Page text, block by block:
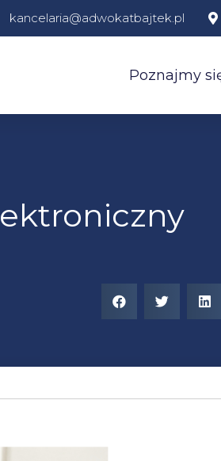
kancelaria@adwokatbajtek.pl
Poznajmy